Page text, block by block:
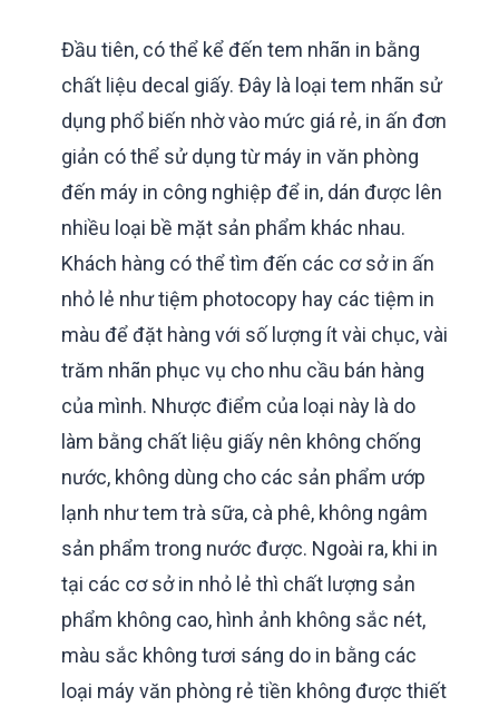
Đầu tiên, có thể kể đến tem nhãn in bằng
chất liệu decal giấy. Đây là loại tem nhãn sử
dụng phổ biến nhờ vào mức giá rẻ, in ấn đơn
giản có thể sử dụng từ máy in văn phòng
đến máy in công nghiệp để in, dán được lên
nhiều loại bề mặt sản phẩm khác nhau.
Khách hàng có thể tìm đến các cơ sở in ấn
nhỏ lẻ như tiệm photocopy hay các tiệm in
màu để đặt hàng với số lượng ít vài chục, vài
trăm nhãn phục vụ cho nhu cầu bán hàng
của mình. Nhược điểm của loại này là do
làm bằng chất liệu giấy nên không chống
nước, không dùng cho các sản phẩm ướp
lạnh như tem trà sữa, cà phê, không ngâm
sản phẩm trong nước được. Ngoài ra, khi in
tại các cơ sở in nhỏ lẻ thì chất lượng sản
phẩm không cao, hình ảnh không sắc nét,
màu sắc không tươi sáng do in bằng các
loại máy văn phòng rẻ tiền không được thiết